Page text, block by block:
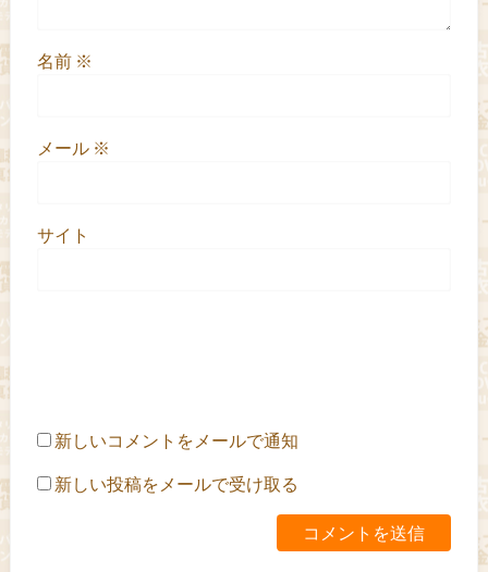
名前 ※
メール ※
サイト
新しいコメントをメールで通知
新しい投稿をメールで受け取る